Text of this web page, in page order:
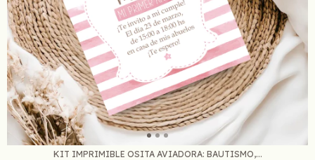
KIT IMPRIMIBLE OSITA AVIADORA: BAUTISMO,...